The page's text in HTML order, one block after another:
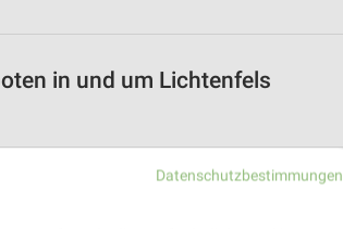
in und um Lichtenfels
Datenschutzbestimmungen